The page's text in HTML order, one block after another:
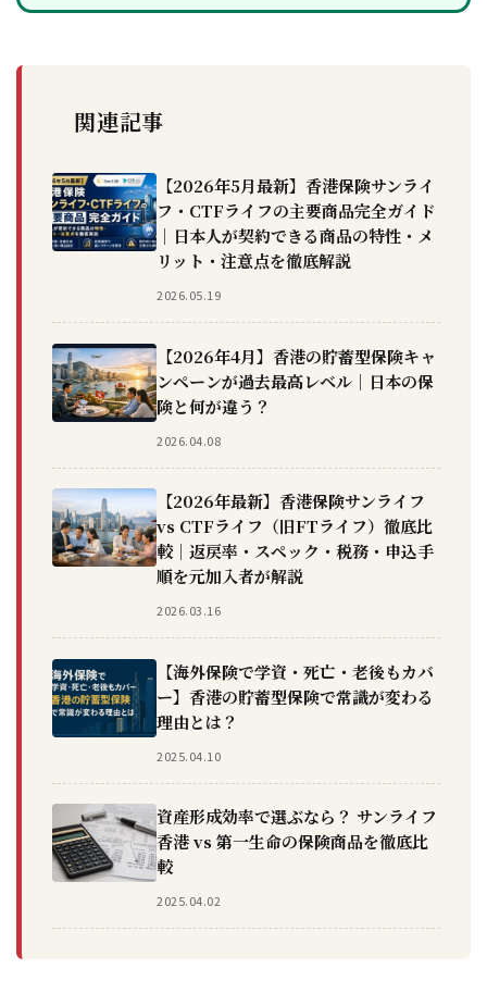
関連記事
【2026年5月最新】香港保険サンライ
フ・CTFライフの主要商品完全ガイド
｜日本人が契約できる商品の特性・メ
リット・注意点を徹底解説
2026.05.19
【2026年4月】香港の貯蓄型保険キャ
ンペーンが過去最高レベル｜日本の保
険と何が違う？
2026.04.08
【2026年最新】香港保険サンライフ
vs CTFライフ（旧FTライフ）徹底比
較｜返戻率・スペック・税務・申込手
順を元加入者が解説
2026.03.16
【海外保険で学資・死亡・老後もカバ
ー】香港の貯蓄型保険で常識が変わる
理由とは？
2025.04.10
資産形成効率で選ぶなら？ サンライフ
香港 vs 第一生命の保険商品を徹底比
較
2025.04.02